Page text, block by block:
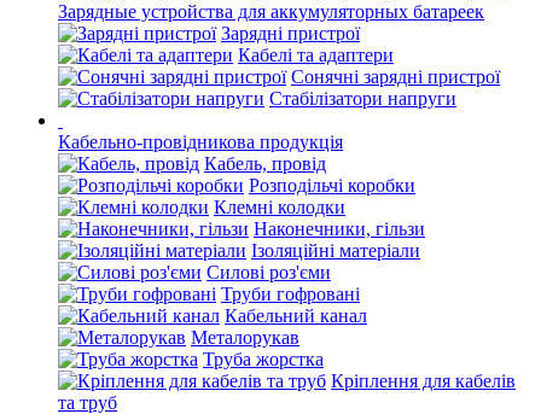
Зарядные устройства для аккумуляторных батареек
Зарядні пристрої
Кабелі та адаптери
Сонячні зарядні пристрої
Стабілізатори напруги
Кабельно-провідникова продукція
Кабель, провід
Розподільчі коробки
Клемні колодки
Наконечники, гільзи
Ізоляційні матеріали
Силові роз'єми
Труби гофровані
Кабельний канал
Металорукав
Труба жорстка
Кріплення для кабелів
та труб